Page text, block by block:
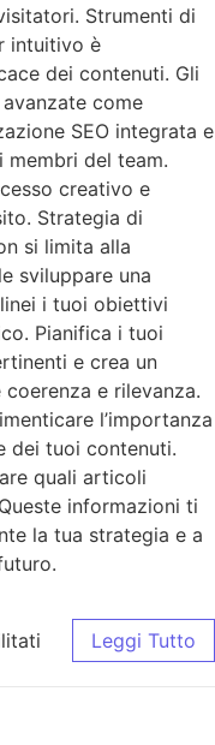
Strumenti di
intuitivo è
dei contenuti. Gli
come
SEO integrata e
del team.
creativo e
Strategia di
si limita alla
sviluppare una
i tuoi obiettivi
Pianifica i tuoi
e crea un
e rilevanza.
l’importanza
dei tuoi contenuti.
quali articoli
informazioni ti
la tua strategia e a
Leggi Tutto